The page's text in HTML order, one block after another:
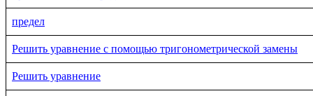
предел
Решить уравнение с помощью тригонометрической замены
Решить уравнение